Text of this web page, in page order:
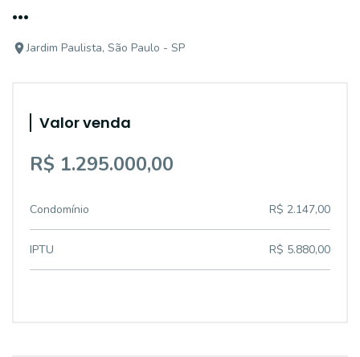
...
Jardim Paulista, São Paulo - SP
Valor venda
R$ 1.295.000,00
Condomínio R$ 2.147,00
IPTU R$ 5.880,00